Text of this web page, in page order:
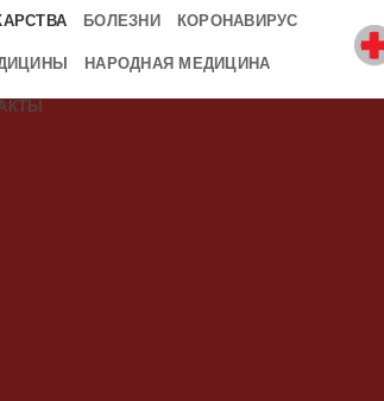
БОЛЕЗНИ КОРОНАВИРУС
НАРОДНАЯ МЕДИЦИНА